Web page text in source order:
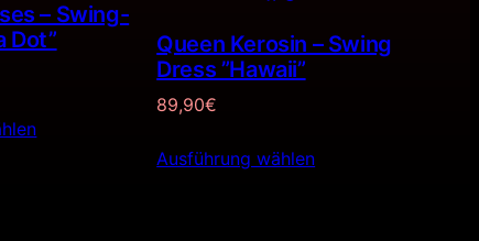
– Swing-
Dot”
Queen Kerosin – Swing
Dress ”Hawaii”
89,90€
Ausführung wählen